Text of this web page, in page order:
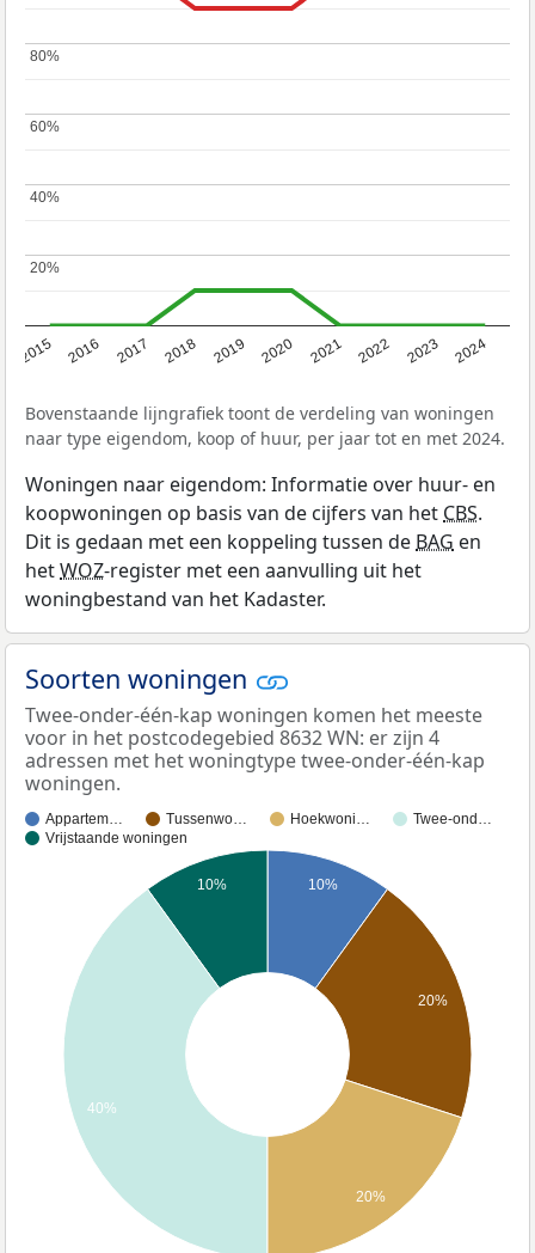
2015 2016 2017 2018 2019 2020 2021 2022 2023 2024
20%
20%
40%
40%
60%
60%
80%
80%
Bovenstaande lijngrafiek toont de verdeling van woningen
naar type eigendom, koop of huur, per jaar tot en met 2024.
Woningen naar eigendom: Informatie over huur- en
koopwoningen op basis van de cijfers van het CBS.
Dit is gedaan met een koppeling tussen de BAG en
hetWOZ-register met een aanvulling uit het
woningbestand van het Kadaster.
Soorten woningen
Twee-onder-één-kap woningen komen het meeste
voor in het postcodegebied 8632 WN: er zijn 4
adressen met het woningtype twee-onder-één-kap
woningen.
Appartem… Tussenwo… Hoekwoni…
Twee-ond…
Vrijstaande woningen
10%
20%
10%
40%
20%